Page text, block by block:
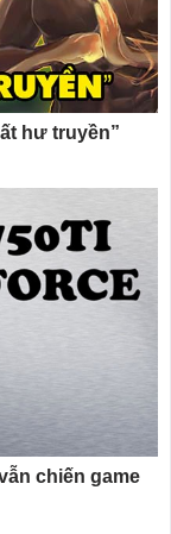
hư truyền”
chiến game